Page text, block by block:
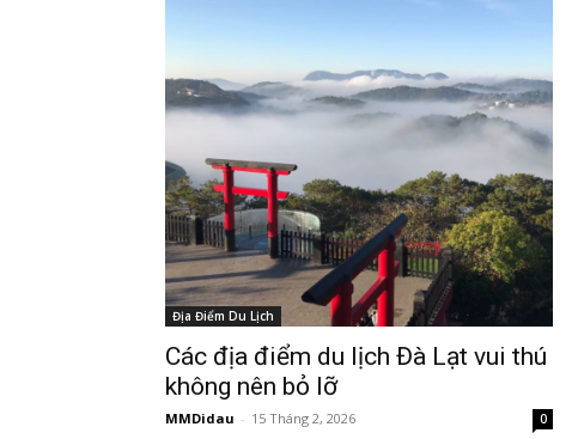
Địa Điểm Du Lịch
Các địa điểm du lịch Đà Lạt vui thú
không nên bỏ lỡ
MMDidau - 15 Tháng 2, 2026 0